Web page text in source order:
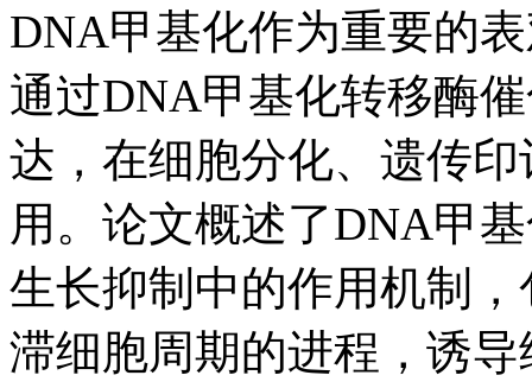
DNA甲基化作为重要的
通过DNA甲基化转移酶
达，在细胞分化、遗传
用。论文概述了DNA甲
生长抑制中的作用机制
滞细胞周期的进程，诱